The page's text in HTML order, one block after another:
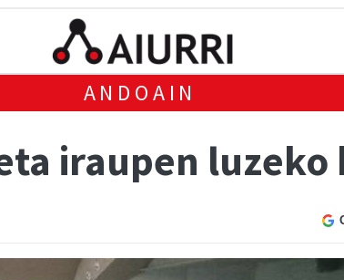
ANDOAIN
iraupen luzeko